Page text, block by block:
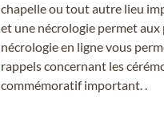
chapelle ou tout autre lieu
et une nécrologie permet aux
nécrologie en ligne vous
rappels concernant les
commémoratif important. .